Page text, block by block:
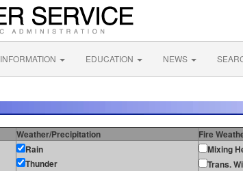
INFORMATION EDUCATION NEWS
Weather/Precipitation
Fire
Rain
Thunder
Mixing
Trans.